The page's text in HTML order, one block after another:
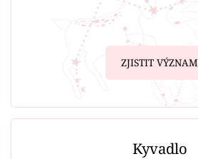
ZJISTIT VÝZNAM
Kyvadlo